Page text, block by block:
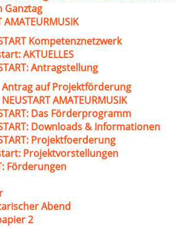
Ganztag
AMATEURMUSIK
Kompetenznetzwerk
AKTUELLES
Antragstellung
Antrag auf Projektförderung
NEUSTART AMATEURMUSIK
Das Förderprogramm
Downloads & Informationen
Projektfoerderung
Projektvorstellungen
Förderungen
Abend
2